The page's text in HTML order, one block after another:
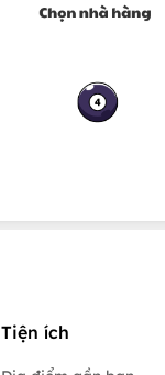
Tiện ích